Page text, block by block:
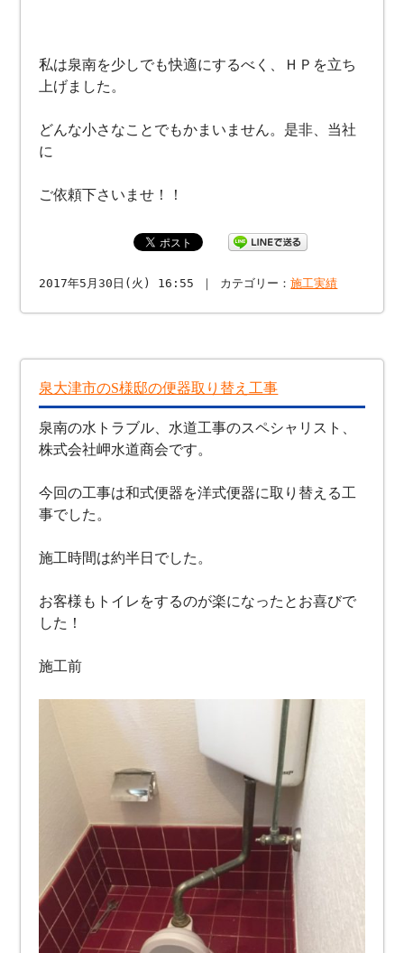
私は泉南を少しでも快適にするべく、ＨＰを立ち
上げました。
どんな小さなことでもかまいません。是非、当社
に
ご依頼下さいませ！！
2017年5月30日(火) 16:55 ｜ カテゴリー：施工実績
泉大津市のS様邸の便器取り替え工事
泉南の水トラブル、水道工事のスペシャリスト、
株式会社岬水道商会です。
今回の工事は和式便器を洋式便器に取り替える工
事でした。
施工時間は約半日でした。
お客様もトイレをするのが楽になったとお喜びで
した！
施工前